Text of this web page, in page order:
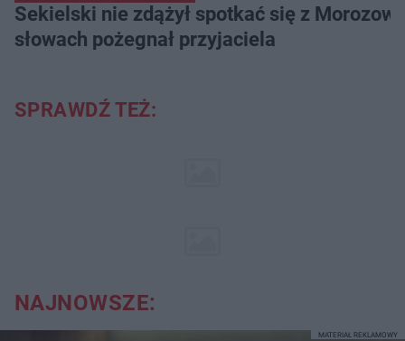
Sekielski nie zdążył spotkać się z
słowach pożegnał przyjaciela
SPRAWDŹ TEŻ:
NAJNOWSZE:
MATERIAŁ REKLAMOWY